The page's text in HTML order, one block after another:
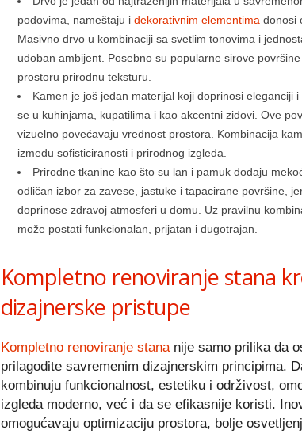
podovima, nameštaju i dekorativnim elementima donosi
Masivno drvo u kombinaciji sa svetlim tonovima i
udoban ambijent. Posebno su popularne sirove
prostoru prirodnu teksturu.
Kamen je još jedan materijal koji doprinosi eleganciji
se u kuhinjama, kupatilima i kao akcentni zidovi. Ove
vizuelno povećavaju vrednost prostora. Kombinacija
između sofisticiranosti i prirodnog izgleda.
Prirodne tkanine kao što su lan i pamuk dodaju
odličan izbor za zavese, jastuke i tapacirane površine,
doprinose zdravoj atmosferi u domu. Uz pravilnu
može postati funkcionalan, prijatan i dugotrajan.
Kompletno renoviranje stana
dizajnerske pristupe
Kompletno renoviranje stananije samo prilika da
prilagodite savremenim dizajnerskim principima.
kombinuju funkcionalnost, estetiku i održivost,
izgleda moderno, već i da se efikasnije koristi.
omogućavaju optimizaciju prostora, bolje